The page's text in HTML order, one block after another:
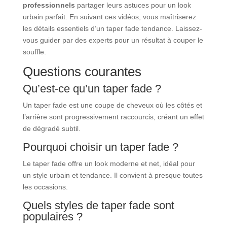
professionnels partager leurs astuces pour un look
urbain parfait. En suivant ces vidéos, vous maîtriserez
les détails essentiels d’un taper fade tendance. Laissez-
vous guider par des experts pour un résultat à couper le
souffle.
Questions courantes
Qu’est-ce qu’un taper fade ?
Un taper fade est une coupe de cheveux où les côtés et
l’arrière sont progressivement raccourcis, créant un effet
de dégradé subtil.
Pourquoi choisir un taper fade ?
Le taper fade offre un look moderne et net, idéal pour
un style urbain et tendance. Il convient à presque toutes
les occasions.
Quels styles de taper fade sont
populaires ?